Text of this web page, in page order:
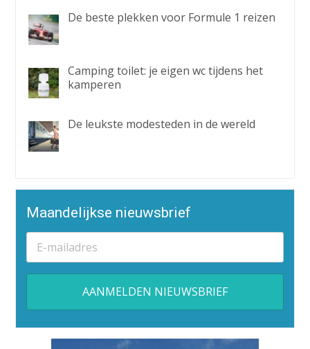
De beste plekken voor Formule 1 reizen
Camping toilet: je eigen wc tijdens het
kamperen
De leukste modesteden in de wereld
Maandelijkse nieuwsbrief
Alternative: